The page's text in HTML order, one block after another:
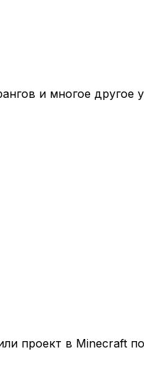
и многое другое
проект в Minecraft